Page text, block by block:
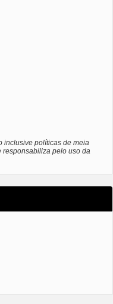
inclusive políticas de meia
responsabiliza pelo uso da